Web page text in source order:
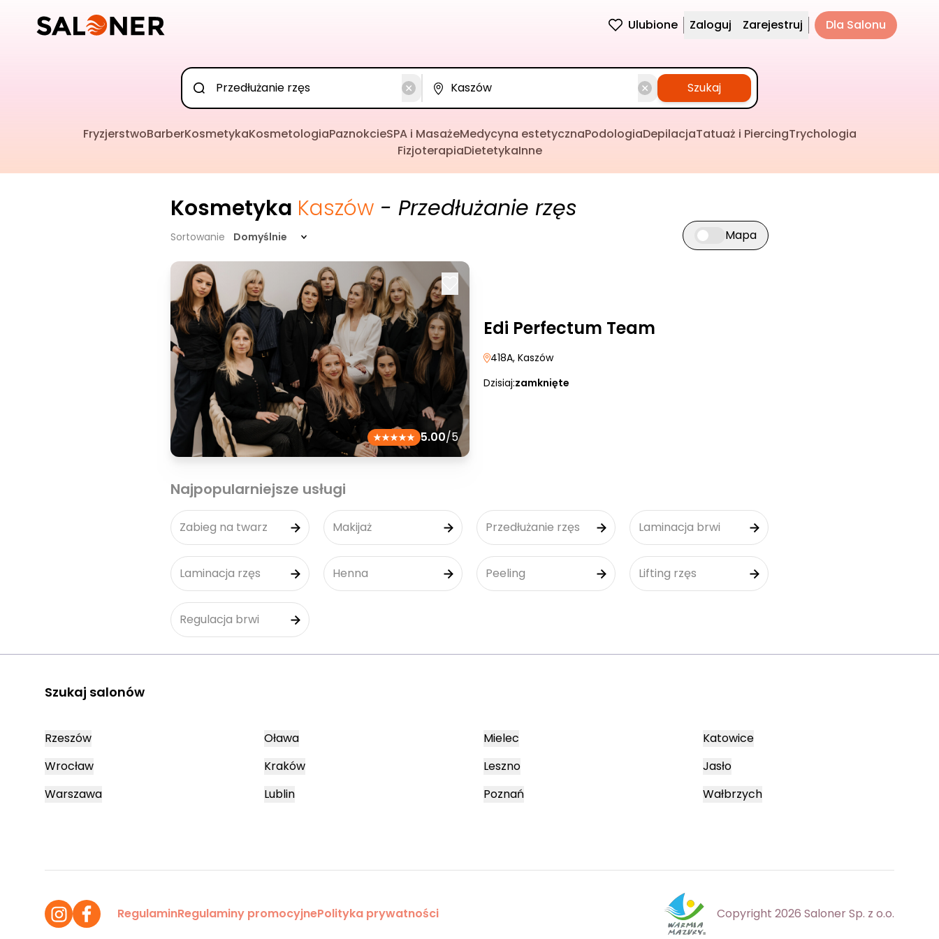
Ulubione Zaloguj Zarejestruj Dla Salonu
Szukaj
FryzjerstwoBarberKosmetykaKosmetologiaPaznokcieSPA i MasażeMedycyna estetycznaPodologiaDepilacjaTatuaż i PiercingTrychologia
FizjoterapiaDietetykaInne
Kosmetyka Kaszów - Przedłużanie rzęs
Sortowanie Domyślnie Przełącz widok mapy
Mapa
5.00/5
Edi Perfectum Team
418A, Kaszów
Dzisiaj:zamknięte
Najpopularniejsze usługi
Zabieg na twarz Makijaż Przedłużanie rzęs Laminacja brwi
Laminacja rzęs Henna Peeling Lifting rzęs
Regulacja brwi
Szukaj salonów
Rzeszów
Wrocław
Warszawa
Oława
Kraków
Lublin
Mielec
Leszno
Poznań
Katowice
Jasło
Wałbrzych
RegulaminRegulaminy promocyjnePolityka prywatności Copyright 2026 Saloner Sp. z o.o.